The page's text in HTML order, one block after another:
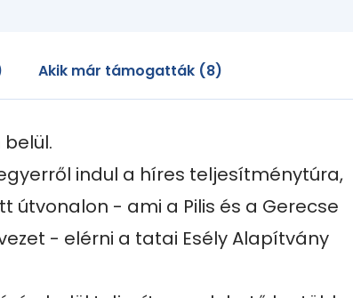
Akik már támogatták (8)
belül.
indul a híres teljesítménytúra,
útvonalon - ami a Pilis és a Gerecse
- elérni a tatai Esély Alapítvány